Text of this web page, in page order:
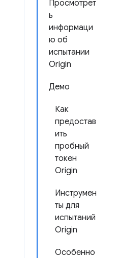
Просмотрет
ь
информаци
ю об
испытании
Origin
Демо
Как
предостав
ить
пробный
токен
Origin
Инструмен
ты для
испытаний
Origin
Особенно